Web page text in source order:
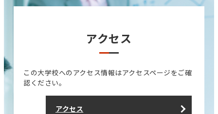
アクセス
この大学校へのアクセス情報はアクセスページをご確
認ください。
アクセス